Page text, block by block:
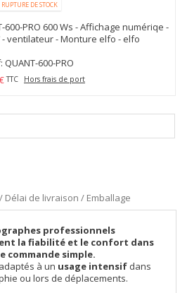
RUPTURE DE STOCK
600-PRO 600 Ws - Affichage numériqe -
- ventilateur - Monture elfo - elfo
QUANT-600-PRO
TTC Hors frais de port
Délai de livraison / Emballage
professionnels
la fiabilité et le confort dans
commande simple.
à un usage intensif dans
ou lors de déplacements.